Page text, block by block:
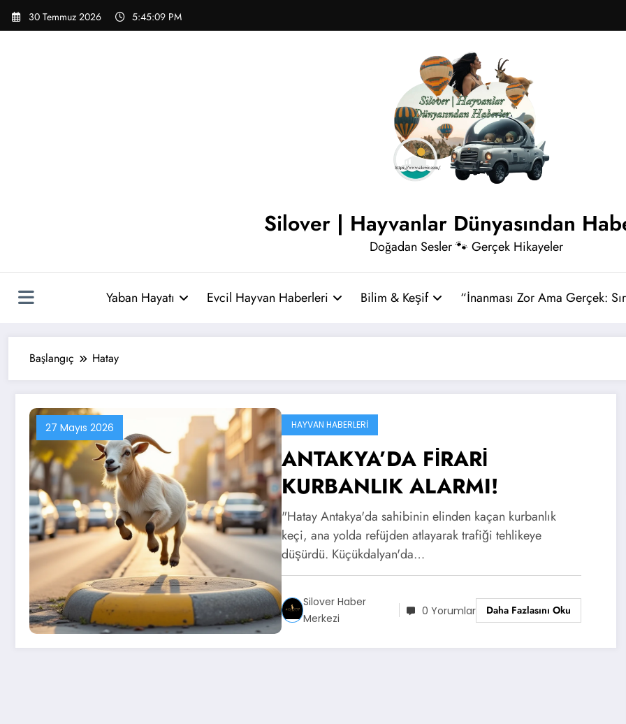
İçeriğe
atla
30 Temmuz 2026 5:45:10 PM
Silover | Hayvanlar Dünyasından
Doğadan Sesler 🐾 Gerçek Hikayeler
Yaban Hayatı Evcil Hayvan Haberleri Bilim & Keşif “İnanması Zor Ama Gerçek:
Başlangıç Hatay
27 Mayıs 2026 HAYVAN HABERLERI
ANTAKYA’DA FİRARİ
KURBANLIK ALARMI!
"Hatay Antakya'da sahibinin elinden kaçan kurbanlık
keçi, ana yolda refüjden atlayarak trafiği tehlikeye
düşürdü. Küçükdalyan'da…
Silover Haber
Merkezi
0 Yorumlar Daha Fazlasını Oku